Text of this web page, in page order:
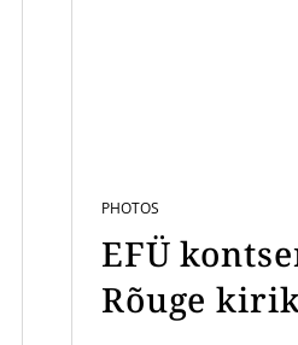
PHOTOS
EFÜ
Rõuge